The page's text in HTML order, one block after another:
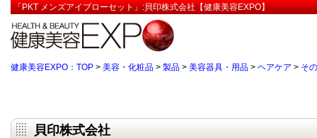
「PKT メンズアイブローセット」:貝印株式会社【健康美容EXPO】
健康美容EXPO：TOP > 美容・化粧品 > 製品 > 美容器具・用品 > ヘアケア > そ
貝印株式会社